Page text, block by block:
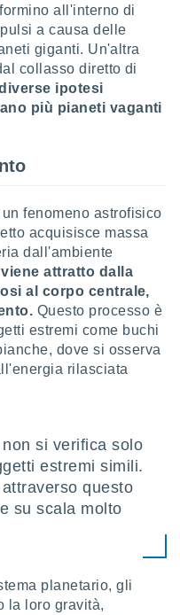
all'interno di
a causa delle
giganti. Un'altra
collasso diretto di
ipotesi
più pianeti vaganti
fenomeno astrofisico
acquisisce massa
dall'ambiente
attratto dalla
al corpo centrale,
Questo processo è
estremi come buchi
dove si osserva
rilasciata
si verifica solo
estremi simili.
questo
su scala molto
planetario, gli
la loro gravità,